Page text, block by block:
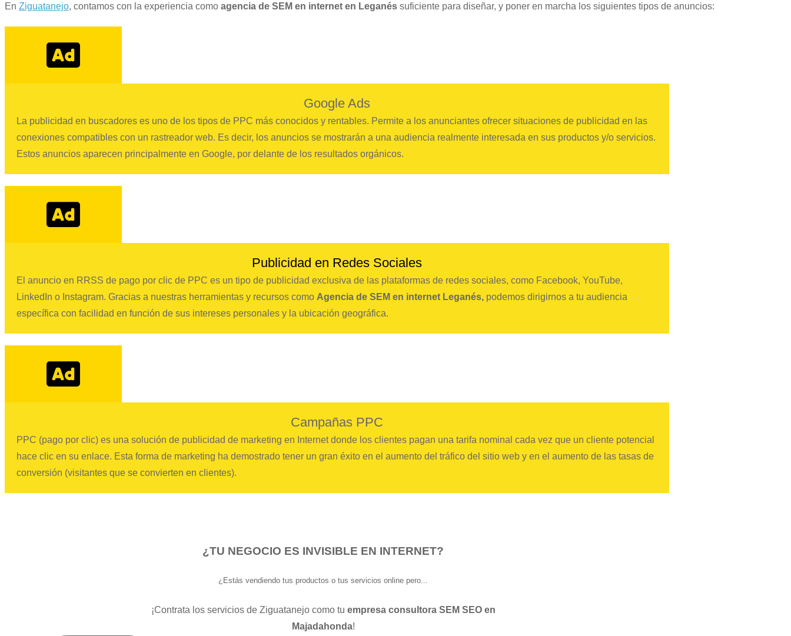
En Ziguatanejo, contamos con la experiencia como agencia de SEM en internet en Leganés suficiente para diseñar, y poner en marcha los siguientes tipos de anuncios:
Google Ads
La publicidad en buscadores es uno de los tipos de PPC más conocidos y rentables. Permite a los anunciantes ofrecer situaciones de publicidad en las
conexiones compatibles con un rastreador web. Es decir, los anuncios se mostrarán a una audiencia realmente interesada en sus productos y/o servicios.
Estos anuncios aparecen principalmente en Google, por delante de los resultados orgánicos.
Publicidad en Redes Sociales
El anuncio en RRSS de pago por clic de PPC es un tipo de publicidad exclusiva de las plataformas de redes sociales, como Facebook, YouTube,
LinkedIn o Instagram. Gracias a nuestras herramientas y recursos como Agencia de SEM en internet Leganés, podemos dirigirnos a tu audiencia
específica con facilidad en función de sus intereses personales y la ubicación geográfica.
Campañas PPC
PPC (pago por clic) es una solución de publicidad de marketing en Internet donde los clientes pagan una tarifa nominal cada vez que un cliente potencial
hace clic en su enlace. Esta forma de marketing ha demostrado tener un gran éxito en el aumento del tráfico del sitio web y en el aumento de las tasas de
conversión (visitantes que se convierten en clientes).
¿TU NEGOCIO ES INVISIBLE EN INTERNET?
¿Estás vendiendo tus productos o tus servicios online pero...
¡Contrata los servicios de Ziguatanejo como tu empresa consultora SEM SEO en
Majadahonda!